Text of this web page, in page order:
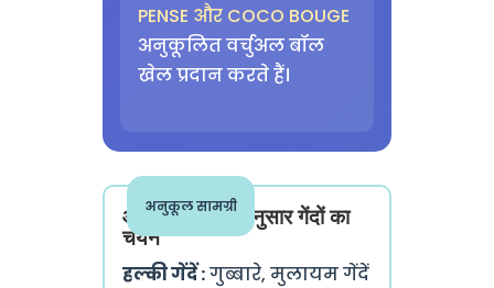
PENSE और COCO BOUGE
अनुकूलित वर्चुअल बॉल
खेल प्रदान करते हैं।
अनुकूल सामग्री
आपके लक्ष्यों के अनुसार गेंदों का
चयन
हल्की गेंदें :गुब्बारे, मुलायम गेंदें